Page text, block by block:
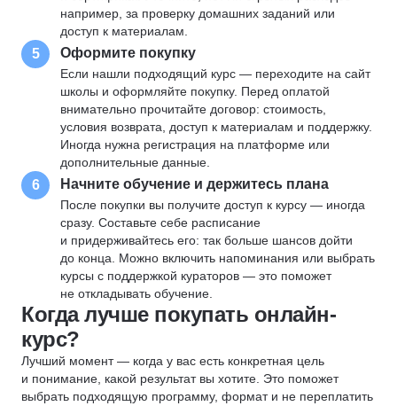
например, за проверку домашних заданий или
доступ к материалам.
5 Оформите покупку
Если нашли подходящий курс — переходите на сайт
школы и оформляйте покупку. Перед оплатой
внимательно прочитайте договор: стоимость,
условия возврата, доступ к материалам и поддержку.
Иногда нужна регистрация на платформе или
дополнительные данные.
6 Начните обучение и держитесь плана
После покупки вы получите доступ к курсу — иногда
сразу. Составьте себе расписание
и придерживайтесь его: так больше шансов дойти
до конца. Можно включить напоминания или выбрать
курсы с поддержкой кураторов — это поможет
не откладывать обучение.
Когда лучше покупать онлайн-
курс?
Лучший момент — когда у вас есть конкретная цель
и понимание, какой результат вы хотите. Это поможет
выбрать подходящую программу, формат и не переплатить